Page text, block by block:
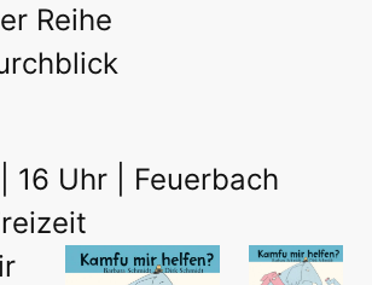
Reihe
16 Uhr | Feuerbach